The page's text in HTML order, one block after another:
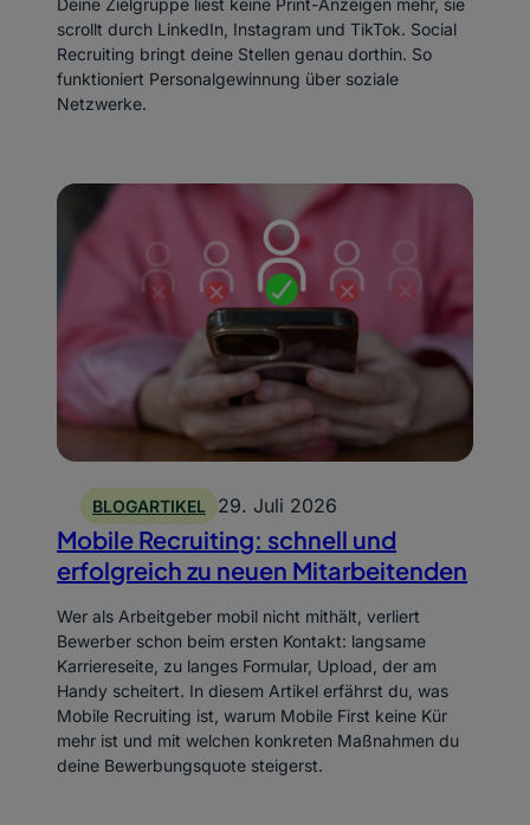
Deine Zielgruppe liest keine Print-Anzeigen mehr, sie
scrollt durch LinkedIn, Instagram und TikTok. Social
Recruiting bringt deine Stellen genau dorthin. So
funktioniert Personalgewinnung über soziale
Netzwerke.
BLOGARTIKEL 29. Juli 2026
Mobile Recruiting: schnell und
erfolgreich zu neuen Mitarbeitenden
Wer als Arbeitgeber mobil nicht mithält, verliert
Bewerber schon beim ersten Kontakt: langsame
Karriereseite, zu langes Formular, Upload, der am
Handy scheitert. In diesem Artikel erfährst du, was
Mobile Recruiting ist, warum Mobile First keine Kür
mehr ist und mit welchen konkreten Maßnahmen du
deine Bewerbungsquote steigerst.